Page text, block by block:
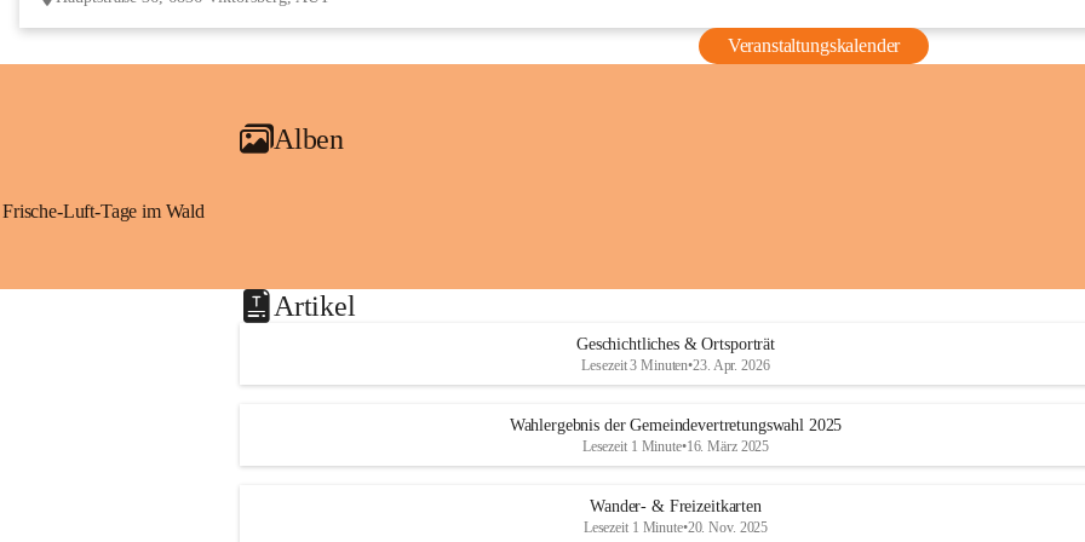
Veranstaltungskalender
Alben
Frische-Luft-Tage im Wald
Artikel
Geschichtliches & Ortsporträt
Lesezeit 3 Minuten•23. Apr. 2026
Wahlergebnis der Gemeindevertretungswahl 2025
Lesezeit 1 Minute•16. März 2025
Wander- & Freizeitkarten
Lesezeit 1 Minute•20. Nov. 2025